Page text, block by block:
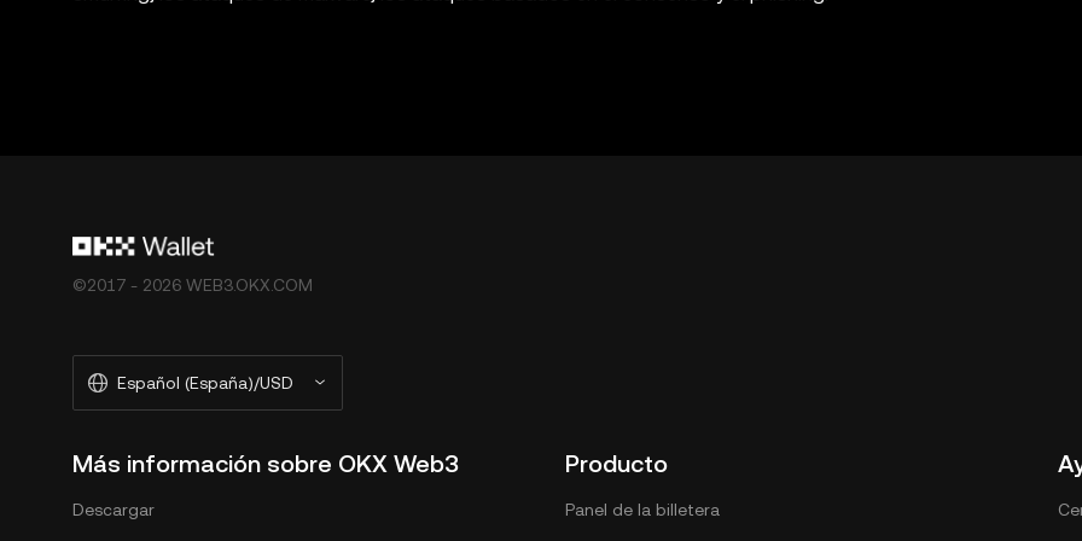
©2017 - 2026 WEB3.OKX.COM
Español (España)/USD
Más información sobre OKX Web3
Descargar
Producto
Panel de la billetera